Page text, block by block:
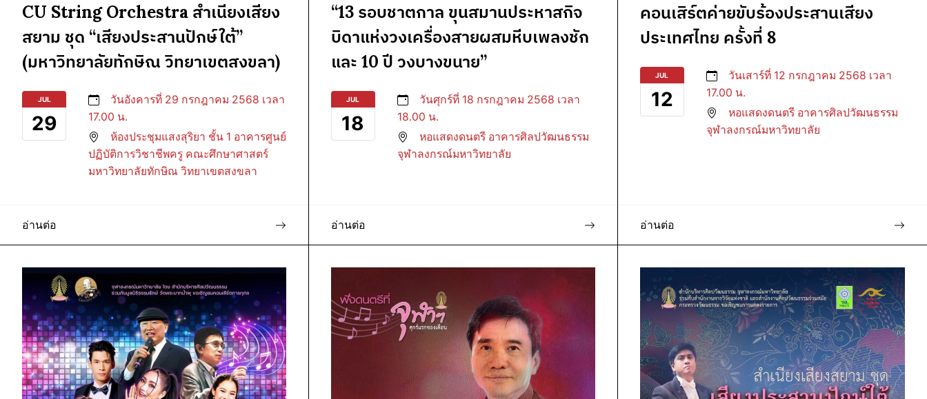
CU String Orchestra สำเนียงเสียง
สยาม ชุด “เสียงประสานปักษ์ใต้”
(มหาวิทยาลัยทักษิณ วิทยาเขตสงขลา)
JUL
29
วันอังคารที่ 29 กรกฎาคม 2568 เวลา
17.00 น.
ห้องประชุมแสงสุริยา ชั้น 1 อาคารศูนย์
ปฏิบัติการวิชาชีพครู คณะศึกษาศาสตร์
มหาวิทยาลัยทักษิณ วิทยาเขตสงขลา
อ่านต่อ
“13 รอบชาตกาล ขุนสมานประหาสกิจ
บิดาแห่งวงเครื่องสายผสมหีบเพลงชัก
และ 10 ปี วงบางขนาย”
JUL
18
วันศุกร์ที่ 18 กรกฎาคม 2568 เวลา
18.00 น.
หอแสดงดนตรี อาคารศิลปวัฒนธรรม
จุฬาลงกรณ์มหาวิทยาลัย
อ่านต่อ
คอนเสิร์ตค่ายขับร้องประสานเสียง
ประเทศไทย ครั้งที่ 8
JUL
12
วันเสาร์ที่ 12 กรกฎาคม 2568 เวลา
17.00 น.
หอแสดงดนตรี อาคารศิลปวัฒนธรรม
จุฬาลงกรณ์มหาวิทยาลัย
อ่านต่อ